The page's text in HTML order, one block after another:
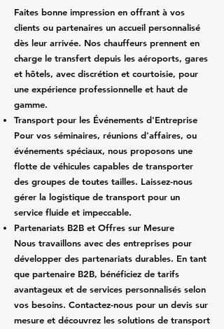
Faites bonne impression en offrant à vos
clients ou partenaires un accueil personnalisé
dès leur arrivée. Nos chauffeurs prennent en
charge le transfert depuis les aéroports, gares
et hôtels, avec discrétion et courtoisie, pour
une expérience professionnelle et haut de
gamme.
Transport pour les Événements d'Entreprise
Pour vos séminaires, réunions d'affaires, ou
événements spéciaux, nous proposons une
flotte de véhicules capables de transporter
des groupes de toutes tailles. Laissez-nous
gérer la logistique de transport pour un
service fluide et impeccable.
Partenariats B2B et Offres sur Mesure
Nous travaillons avec des entreprises pour
développer des partenariats durables. En tant
que partenaire B2B, bénéficiez de tarifs
avantageux et de services personnalisés selon
vos besoins. Contactez-nous pour un devis sur
mesure et découvrez les solutions de transport